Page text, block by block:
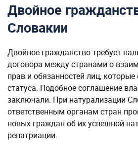
Двойное
Словакии
Двойное гражданство требует
договора между странами о
прав и обязанностей лиц,
статуса. Подобное соглашение
заключали. При натурализации
ответственным органам стран
новых граждан об их успешной
репатриации.